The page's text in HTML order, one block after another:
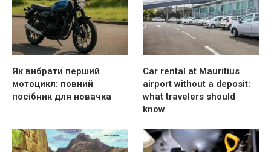
Як вибрати перший
мотоцикл: повний
посібник для новачка
Car rental at Mauritius
airport without a deposit:
what travelers should
know